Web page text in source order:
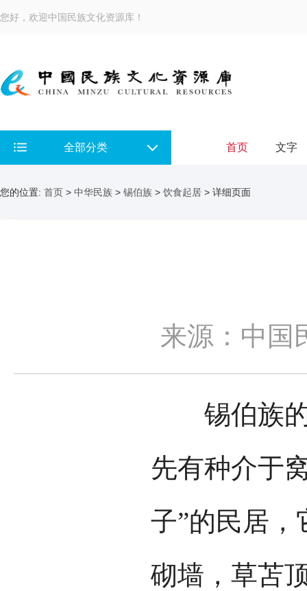
您好，欢迎中国民族文化资源库！
全部分类 首页 文字
您的位置: 首页 > 中华民族 > 锡伯族 > 饮食起居 > 详细页面
来源：中国
锡伯族的
先有种介于
子”的民居
砌墙，草苫